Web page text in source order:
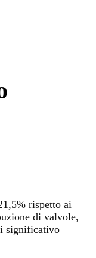
rispetto ai
di valvole,
significativo